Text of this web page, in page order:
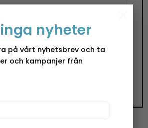
nyheter
på vårt nyhetsbrev och ta
och kampanjer från
webbläsare till nästa gång jag